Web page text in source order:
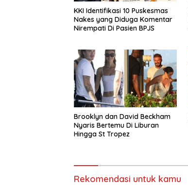
KKI Identifikasi 10 Puskesmas
Nakes yang Diduga Komentar
Nirempati Di Pasien BPJS
Brooklyn dan David Beckham
Nyaris Bertemu Di Liburan
Hingga St Tropez
Rekomendasi untuk kamu